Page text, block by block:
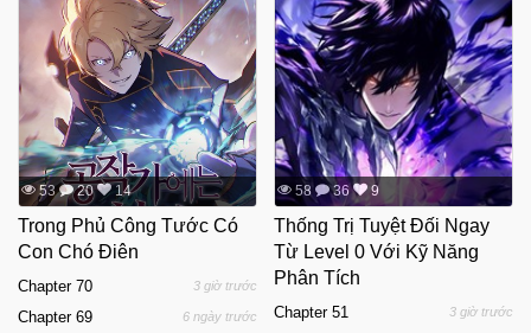
53 20 14
Trong Phủ Công Tước Có
Con Chó Điên
Chapter 70 3 giờ trước
Chapter 69 6 ngày trước
58 36 9
Thống Trị Tuyệt Đối Ngay
Từ Level 0 Với Kỹ Năng
Phân Tích
Chapter 51 3 giờ trước